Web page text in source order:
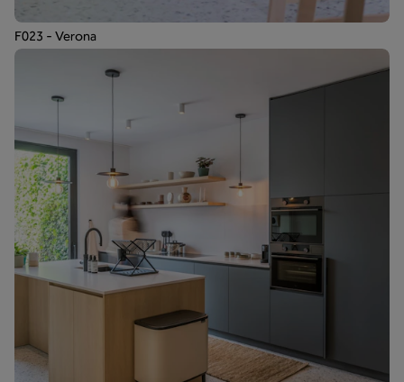
F023 - Verona